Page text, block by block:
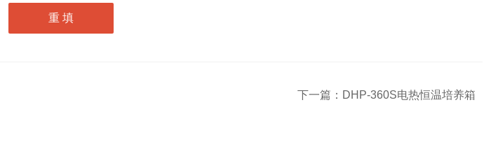
下一篇： DHP-360S电热恒温培养箱